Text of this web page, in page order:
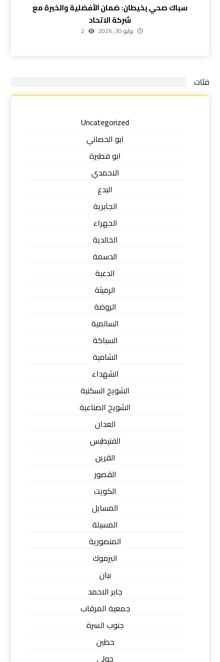
سباك صحي بخيطان: ضمان الأفضلية والخبرة مع
شركة الاتحاد
يوليو 30, 2026 2
فئات
Uncategorized
ابو الحصاني
ابو فطيرة
الاحمدي
البدع
الجابرية
الجهراء
الخالدية
الدسمة
الدعية
الرميثة
الروضة
السالمية
السباكة
الشامية
الشهداء
الشويخ السكنية
الشويخ الصناعية
العدان
الفنيطيس
القرين
القصور
الكويت
المسايل
المسيلة
المنصورية
اليرموك
بيان
جابر الاحمد
جمعية المرقاب
جنوب السرة
حطين
حولي